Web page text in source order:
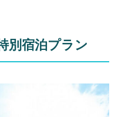
別宿泊プラン